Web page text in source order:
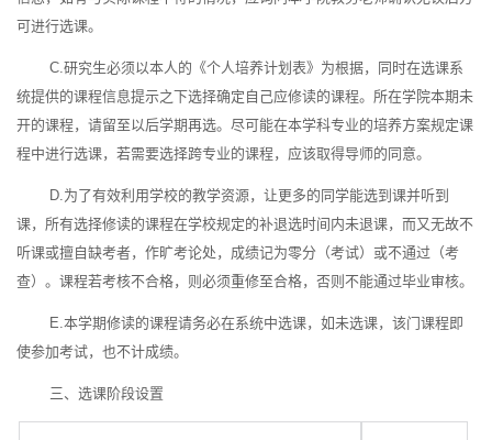
可进行选课。
C.研究生必须以本人的《个人培养计划表》为根据，同时在选课系
统提供的课程信息提示之下选择确定自己应修读的课程。所在学院本期未
开的课程，请留至以后学期再选。尽可能在本学科专业的培养方案规定课
程中进行选课，若需要选择跨专业的课程，应该取得导师的同意。
D.为了有效利用学校的教学资源，让更多的同学能选到课并听到
课，所有选择修读的课程在学校规定的补退选时间内未退课，而又无故不
听课或擅自缺考者，作旷考论处，成绩记为零分（考试）或不通过（考
查）。课程若考核不合格，则必须重修至合格，否则不能通过毕业审核。
E.本学期修读的课程请务必在系统中选课，如未选课，该门课程即
使参加考试，也不计成绩。
三、选课阶段设置